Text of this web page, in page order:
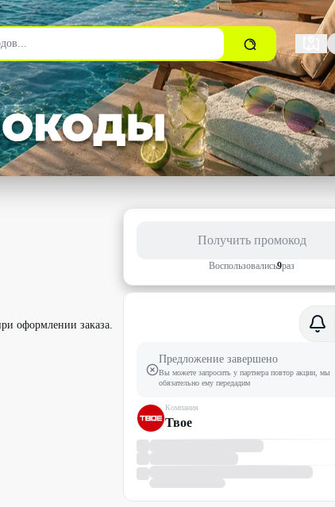
оформлении заказа.
Получить промокод
Воспользовались9раз
Предложение завершено
Вы можете запросить у партнера повтор акции, мы
обязательно ему передадим
Компания
Твое